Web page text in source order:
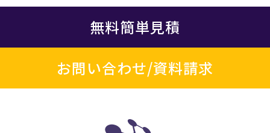
無料簡単見積
お問い合わせ/資料請求